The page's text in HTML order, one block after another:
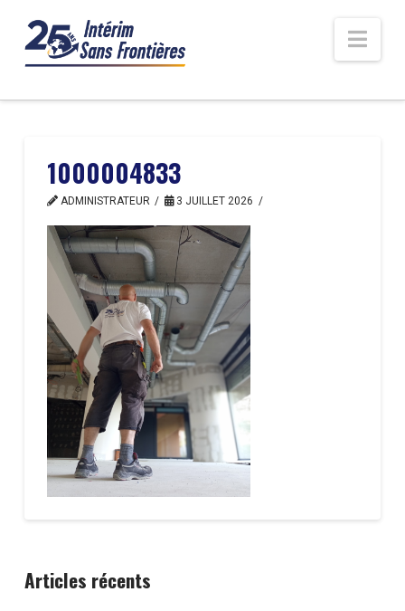
1000004833
ADMINISTRATEUR 3 JUILLET 2026
Articles récents